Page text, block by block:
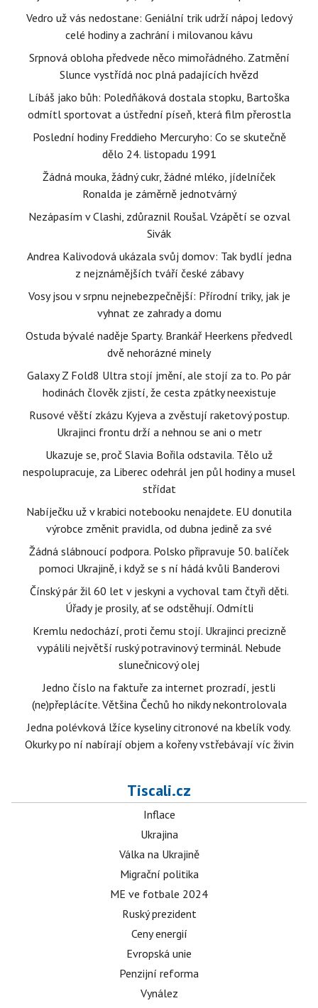
Vedro už vás nedostane: Geniální trik udrží nápoj ledový
celé hodiny a zachrání i milovanou kávu
Srpnová obloha předvede něco mimořádného. Zatmění
Slunce vystřídá noc plná padajících hvězd
Líbáš jako bůh: Poledňáková dostala stopku, Bartoška
odmítl sportovat a ústřední píseň, která film přerostla
Poslední hodiny Freddieho Mercuryho: Co se skutečně
dělo 24. listopadu 1991
Žádná mouka, žádný cukr, žádné mléko, jídelníček
Ronalda je záměrně jednotvárný
Nezápasím v Clashi, zdůraznil Roušal. Vzápětí se ozval
Sivák
Andrea Kalivodová ukázala svůj domov: Tak bydlí jedna
z nejznámějších tváří české zábavy
Vosy jsou v srpnu nejnebezpečnější: Přírodní triky, jak je
vyhnat ze zahrady a domu
Ostuda bývalé naděje Sparty. Brankář Heerkens předvedl
dvě nehorázné minely
Galaxy Z Fold8 Ultra stojí jmění, ale stojí za to. Po pár
hodinách člověk zjistí, že cesta zpátky neexistuje
Rusové věští zkázu Kyjeva a zvěstují raketový postup.
Ukrajinci frontu drží a nehnou se ani o metr
Ukazuje se, proč Slavia Bořila odstavila. Tělo už
nespolupracuje, za Liberec odehrál jen půl hodiny a musel
střídat
Nabíječku už v krabici notebooku nenajdete. EU donutila
výrobce změnit pravidla, od dubna jedině za své
Žádná slábnoucí podpora. Polsko připravuje 50. balíček
pomoci Ukrajině, i když se s ní hádá kvůli Banderovi
Čínský pár žil 60 let v jeskyni a vychoval tam čtyři děti.
Úřady je prosily, ať se odstěhují. Odmítli
Kremlu nedochází, proti čemu stojí. Ukrajinci precizně
vypálili největší ruský potravinový terminál. Nebude
slunečnicový olej
Jedno číslo na faktuře za internet prozradí, jestli
(ne)přeplácíte. Většina Čechů ho nikdy nekontrolovala
Jedna polévková lžíce kyseliny citronové na kbelík vody.
Okurky po ní nabírají objem a kořeny vstřebávají víc živin
Tiscali.cz
Inflace
Ukrajina
Válka na Ukrajině
Migrační politika
ME ve fotbale 2024
Ruský prezident
Ceny energií
Evropská unie
Penzijní reforma
Vynález